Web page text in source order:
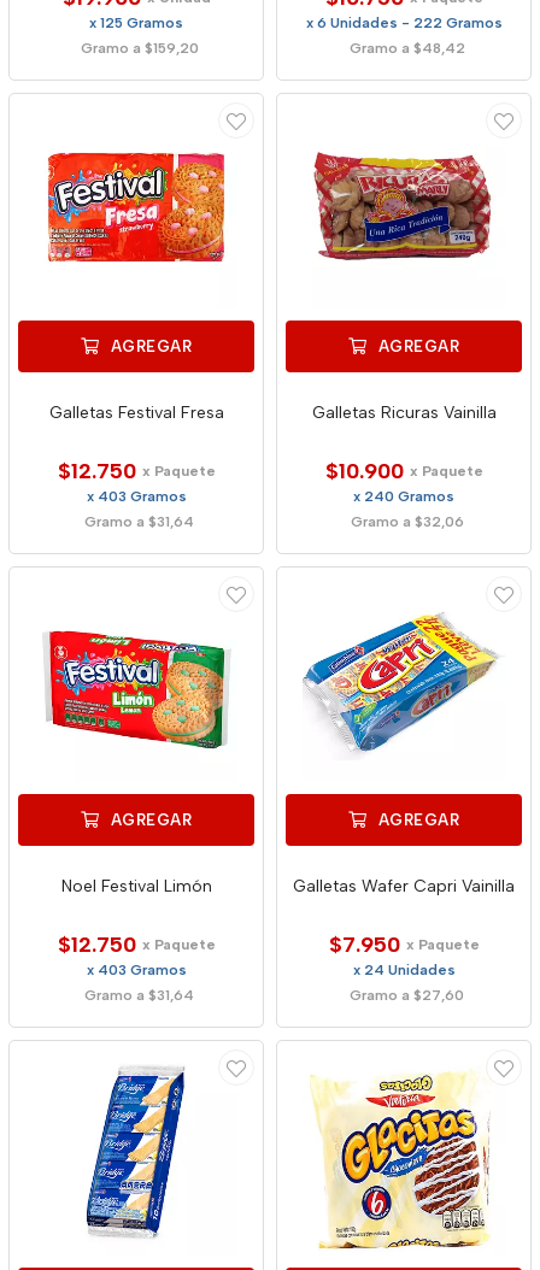
x 125 Gramos
Gramo a $159,20
x 6 Unidades - 222 Gramos
Gramo a $48,42
AGREGAR
Galletas Festival Fresa
$12.750 x Paquete
x 403 Gramos
Gramo a $31,64
AGREGAR
Galletas Ricuras Vainilla
$10.900 x Paquete
x 240 Gramos
Gramo a $32,06
AGREGAR
Noel Festival Limón
$12.750 x Paquete
x 403 Gramos
Gramo a $31,64
AGREGAR
Galletas Wafer Capri Vainilla
$7.950 x Paquete
x 24 Unidades
Gramo a $27,60